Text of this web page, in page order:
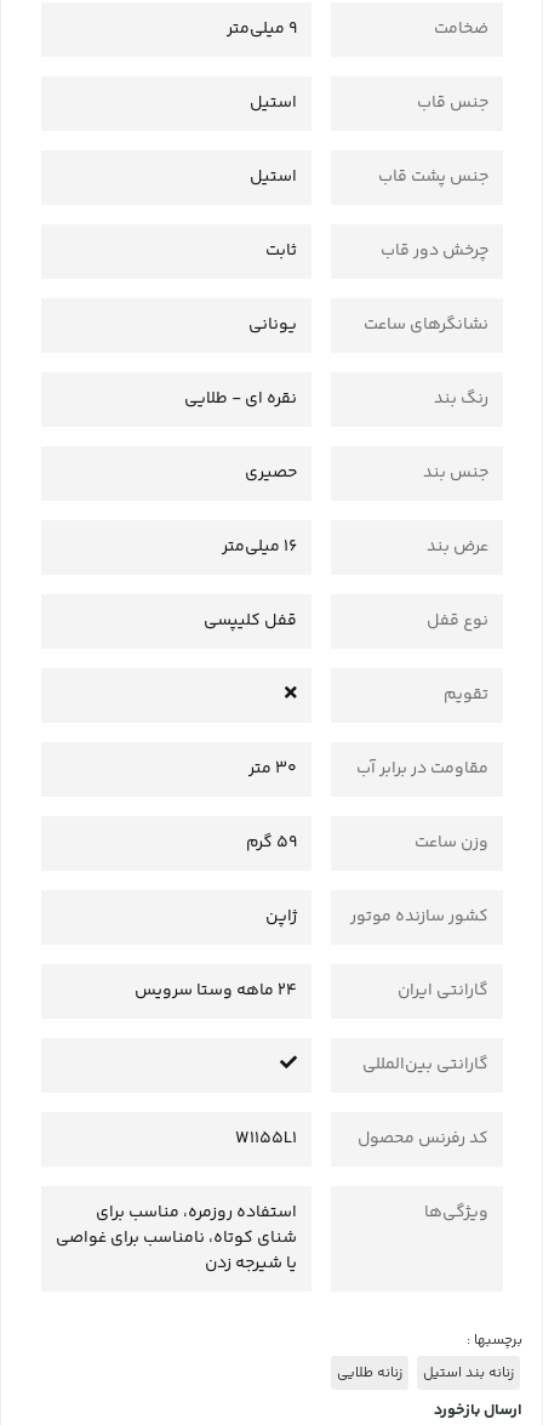
ضخامت 9 میلی‌متر
جنس قاب استیل
جنس پشت قاب استیل
چرخش دور قاب ثابت
نشانگرهای ساعت یونانی
رنگ بند نقره ای - طلایی
جنس بند حصیری
عرض بند 16 میلی‌متر
نوع قفل قفل کلیپسی
تقویم
مقاومت در برابر آب 30 متر
وزن ساعت 59 گرم
کشور سازنده موتور ژاپن
گارانتی ایران 24 ماهه وستا سرویس
گارانتی بین‌المللی
کد رفرنس محصول W1155L1
ویژگی‌ها
استفاده روزمره، مناسب برای
شنای کوتاه، نامناسب برای غواصی
یا شیرجه زدن
برچسبها :
زنانه بند استیل
زنانه طلایی
ارسال بازخورد